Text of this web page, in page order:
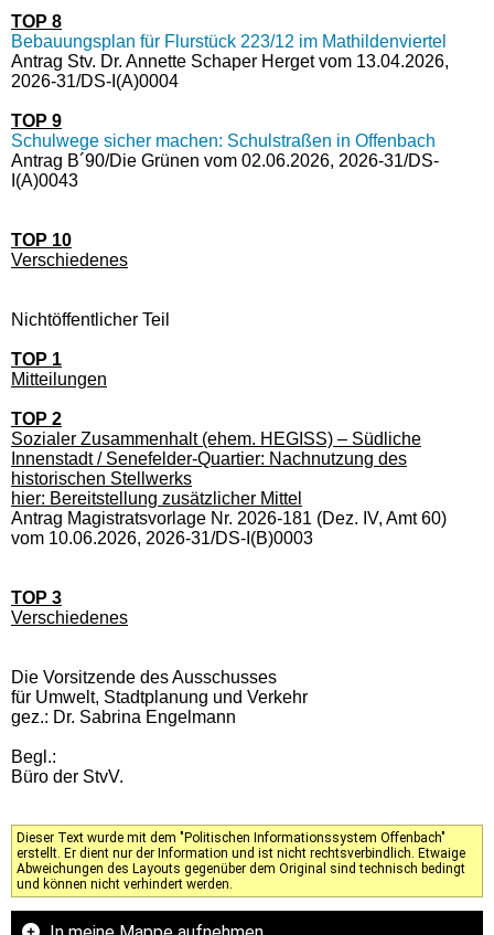
TOP 8
Bebauungsplan für Flurstück 223/12 im Mathildenviertel
Antrag Stv. Dr. Annette Schaper Herget vom 13.04.2026,
2026-31/DS-I(A)0004
TOP 9
Schulwege sicher machen: Schulstraßen in Offenbach
Antrag B´90/Die Grünen vom 02.06.2026, 2026-31/DS-
I(A)0043
TOP 10
Verschiedenes
Nichtöffentlicher Teil
TOP 1
Mitteilungen
TOP 2
Sozialer Zusammenhalt (ehem. HEGISS) – Südliche
Innenstadt / Senefelder-Quartier: Nachnutzung des
historischen Stellwerks
hier: Bereitstellung zusätzlicher Mittel
Antrag Magistratsvorlage Nr. 2026-181 (Dez. IV, Amt 60)
vom 10.06.2026, 2026-31/DS-I(B)0003
TOP 3
Verschiedenes
Die Vorsitzende des Ausschusses
für Umwelt, Stadtplanung und Verkehr
gez.: Dr. Sabrina Engelmann
Begl.:
Büro der StvV.
Dieser Text wurde mit dem "Politischen Informationssystem Offenbach"
erstellt. Er dient nur der Information und ist nicht rechtsverbindlich. Etwaige
Abweichungen des Layouts gegenüber dem Original sind technisch bedingt
und können nicht verhindert werden.